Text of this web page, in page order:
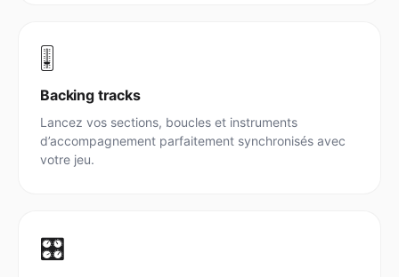
🎚️
Backing tracks
Lancez vos sections, boucles et instruments
d’accompagnement parfaitement synchronisés avec
votre jeu.
🎛️